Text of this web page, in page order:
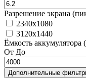
Разрешение экрана
2340x1080
3120x1440
Ёмкость
От До
Дополнительные